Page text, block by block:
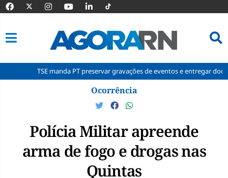
TSE manda PT preservar gravações de eventos e entregar documentos
Ocorrência
Polícia Militar apreende
arma de fogo e drogas nas
Quintas